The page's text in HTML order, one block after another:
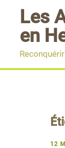
contenu
Les
en
12